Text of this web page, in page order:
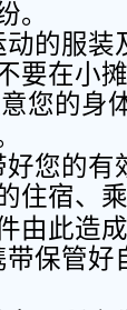
。
的服
要在小
您的身
您的
住宿、
由此造
保管